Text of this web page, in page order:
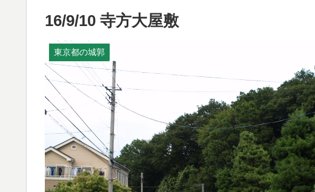
16/9/10 寺方大屋敷
東京都の城郭